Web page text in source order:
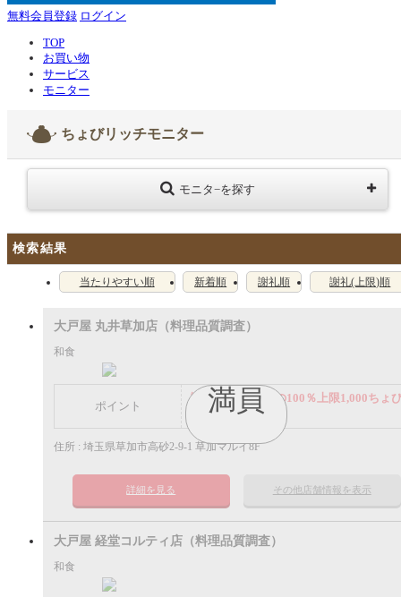
無料会員登録 ログイン
TOP
お買い物
サービス
モニター
ちょびリッチモニター
モニタ−を探す
検索結果
当たりやすい順 新着順 謝礼順 謝礼(上限)順
満員
大戸屋 丸井草加店（料理品質調査）
和食
ポイント
謝礼： 飲食代金の100％上限1,000ちょ
ポイント
住所 : 埼玉県草加市高砂2-9-1 草加マルイ8F
詳細を見る その他店舗情報を表示
大戸屋 経堂コルティ店（料理品質調査）
和食